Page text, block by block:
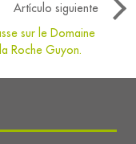
Artículo siguiente
sur le Domaine
Roche Guyon.